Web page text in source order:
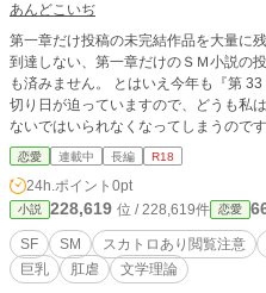
人、最終話ヒロイン＝その娘のＪＫ、
ほうがよかったなぁ、……なんて話になっ
はこのＭっ娘をよろしくお願いしま
あんどこいぢ
第一章だけ投稿の未完結作品を大量に
到達しない、第一章だけのＳＭ小説の投
も済みません。 とはいえ今年も『第 33 回フランス書院文庫官能大賞』様の締め
切り日が迫っていますので、どうも私
ないではいられなくなってしまうのです。 この文書は上記企画の合意モノ
ピンオフという形になります（本編は
ロインに関し、『闇金ウシジマくん』
のシーンがあるのですが、責め側男性
イケますよ。最後にもう一発っ」、「
それなのにわざわざ、証拠残すような
す）。 私の頭のなかのヒロインとしては同一人物ということになるわけです
が、お約束の美人描写、グラマー描写
恋愛 連載中 長編 R18
24h.ポイント 0pt
小説 228,619 位 / 228,619件 恋愛
SF SM スカトロあり閲覧注意
巨乳
肛虐 文学理論